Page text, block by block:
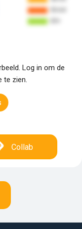
Log in om de
te zien.
Collab